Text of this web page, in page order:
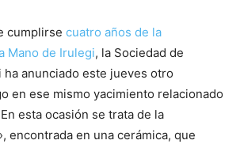
cumplirse cuatro años de la
Mano de Irulegi, la Sociedad de
ha anunciado este jueves otro
en ese mismo yacimiento relacionado
esta ocasión se trata de la
encontrada en una cerámica, que